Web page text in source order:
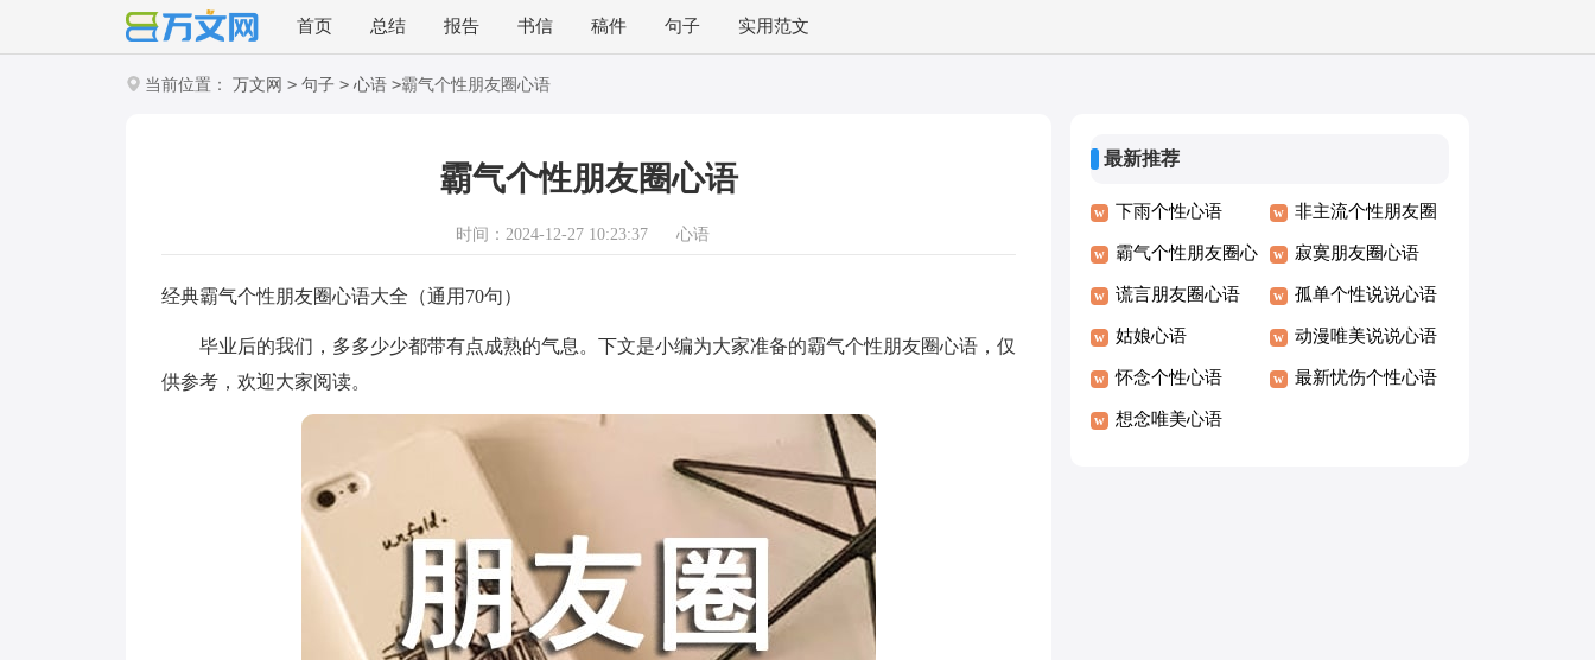
首页 总结 报告 书信 稿件 句子 实用范文
当前位置： 万文网 > 句子 > 心语 >霸气个性朋友圈心语
霸气个性朋友圈心语
时间：2024-12-27 10:23:37 心语
经典霸气个性朋友圈心语大全（通用70句）
毕业后的我们，多多少少都带有点成熟的气息。下文是小编为大家准备的霸气个性朋友圈心语，仅
供参考，欢迎大家阅读。
最新推荐
下雨个性心语 非主流个性朋友圈
心语
霸气个性朋友圈心
语
寂寞朋友圈心语
谎言朋友圈心语 孤单个性说说心语
姑娘心语 动漫唯美说说心语
怀念个性心语 最新忧伤个性心语
想念唯美心语